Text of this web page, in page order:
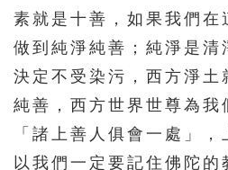
素就是十善，如果我們在
做到純淨純善；純淨是清
決定不受染污，西方淨土
純善，西方世界世尊為我
「諸上善人俱會一處」
以我們一定要記住佛陀的